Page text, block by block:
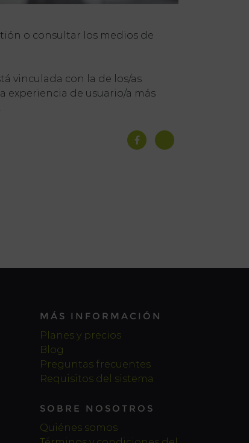
o consultar los medios de
vinculada con la de los/as
experiencia de usuario/a más
MÁS INFORMACIÓN
Planes y precios
Blog
Preguntas frecuentes
Requisitos del sistema
SOBRE NOSOTROS
Quiénes somos